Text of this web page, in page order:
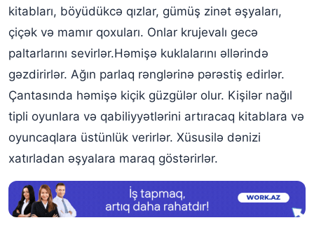
kitabları, böyüdükcə qızlar, gümüş zinət əşyaları,
çiçək və mamır qoxuları. Onlar krujevalı gecə
paltarlarını sevirlər.Həmişə kuklalarını əllərində
gəzdirirlər. Ağın parlaq rənglərinə pərəstiş edirlər.
Çantasında həmişə kiçik güzgülər olur. Kişilər nağıl
tipli oyunlara və qabiliyyətlərini artıracaq kitablara və
oyuncaqlara üstünlük verirlər. Xüsusilə dənizi
xatırladan əşyalara maraq göstərirlər.